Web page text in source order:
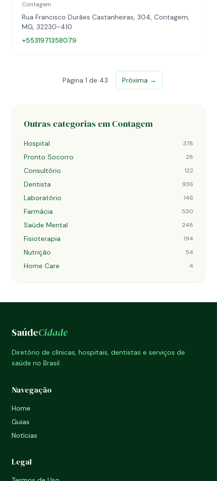
Contagem
Rua Francisco Durães Castanheiras, 304, Contagem,
MG, 32230-410
+5531971358079
Página 1 de 43 Próxima →
Outras categorias em Contagem
Hospital 378
Pronto Socorro 28
Consultório 122
Dentista 936
Laboratório 146
Farmácia 530
Saúde Mental 248
Fisioterapia 194
Nutrição 54
Home Care 4
SaúdeCidade
Diretório de clínicas, hospitais, dentistas e serviços de
saúde no Brasil.
Navegação
Home
Guias
Notícias
Legal